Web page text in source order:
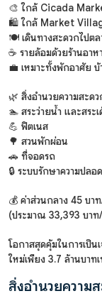
🎨 ใกล้ Cicada
🛍️ ใกล้ Market
🍽️ เดินทางสะดวกไปตล
☕ รายล้อมด้วยร้านอา
💼 เหมาะทั้งพักอาศัย
🌿 สิ่งอำนวยความสะด
🏊 สระว่ายน้ำ และสระ
💪 ฟิตเนส
🌳 สวนพักผ่อน
🚗 ที่จอดรถ
🔒 ระบบรักษาความปล
💰 ค่าส่วนกลาง 45 บา
(ประมาณ 33,393 บา
โอกาสสุดคุ้มในการเป็น
ใหม่เพียง 3.7 ล้านบาท
สิ่งอำนวยความ